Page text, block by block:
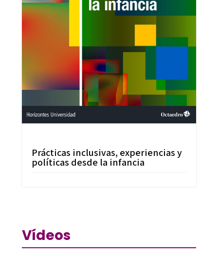
Prácticas inclusivas, experiencias y
políticas desde la infancia
Vídeos